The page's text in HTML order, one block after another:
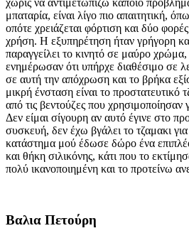
μπαταρία, είναι λίγο πιο απαιτητική,
οπότε χρειάζεται φόρτιση και δύο
χρήση. Η εξυπηρέτηση ήταν γρήγορη
παραγγείλει το κινητό σε μαύρο
ενημέρωσαν ότι υπήρχε διαθέσιμο σε
σε αυτή την απόχρωση και το βρήκα
μικρή ένσταση είναι το προστατευτικό
από τις βεντούζες που χρησιμοποίησαν
Δεν είμαι σίγουρη αν αυτό έγινε στο
συσκευή, δεν έχω βγάλει το τζαμακι
κατάστημα μού έδωσε δώρο ένα
και θήκη σιλικόνης, κάτι που το
πολύ ικανοποιημένη και το προτείνω
Βαλια Πετούρη